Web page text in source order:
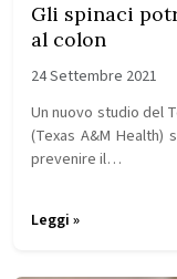
Gli spinaci
al colon
24 Settembre 2021
Un nuovo studio del
(Texas A&M Health)
prevenire il…
Leggi »